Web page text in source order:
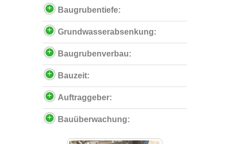
Baugrubentiefe:
Grundwasserabsenkung:
Baugrubenverbau:
Bauzeit:
Auftraggeber:
Bauüberwachung: